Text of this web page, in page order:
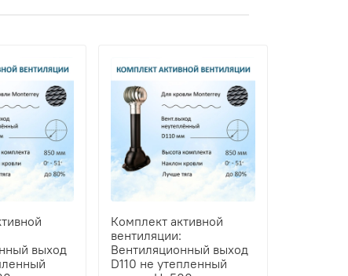
выход
Комплект активной
вентиляции:
Вентиляционный выход
D110 не утепленный